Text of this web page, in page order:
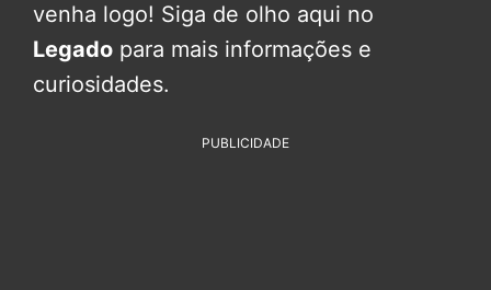
venha logo! Siga de olho aqui no
Legado para mais informações e
curiosidades.
PUBLICIDADE